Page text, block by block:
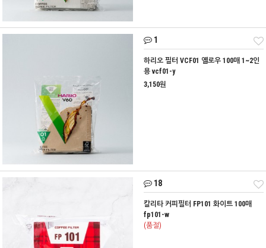
1
하리오 필터 VCF01 옐로우 100매 1~2인
용 vcf01-y
3,150원
18
칼리타 커피필터 FP101 화이트 100매
fp101-w
(품절)